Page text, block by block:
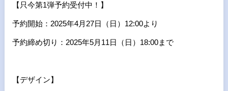
【只今第1弾予約受付中！】
予約開始：2025年4月27日（日）12:00より
予約締め切り：2025年5月11日（日）18:00まで
【デザイン】